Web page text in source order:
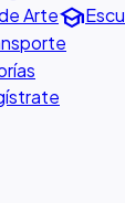
Arteschool